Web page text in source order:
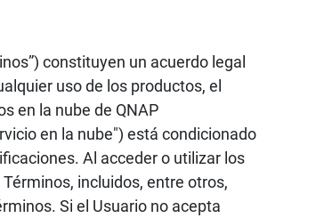
constituyen un acuerdo legal
uso de los productos, el
en la nube de QNAP
en la nube") está condicionado
Al acceder o utilizar los
incluidos, entre otros,
Si el Usuario no acepta